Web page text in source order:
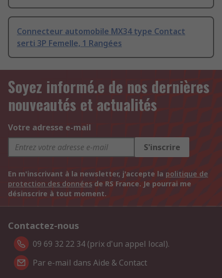
Connecteur automobile MX34 type Contact
serti 3P Femelle, 1 Rangées
Soyez informé.e de nos dernières
nouveautés et actualités
Votre adresse e-mail
S'inscrire
En m'inscrivant à la newsletter, j'accepte la politique de
protection des données de RS France. Je pourrai me
désinscrire à tout moment.
Contactez-nous
09 69 32 22 34 (prix d'un appel local).
Par e-mail dans Aide & Contact